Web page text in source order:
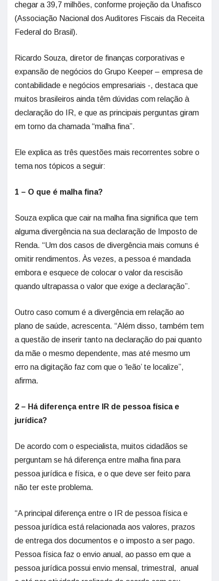
chegar a 39,7 milhões, conforme projeção da Unafisco
(Associação Nacional dos Auditores Fiscais da Receita
Federal do Brasil).
Ricardo Souza, diretor de finanças corporativas e
expansão de negócios do Grupo Keeper – empresa de
contabilidade e negócios empresariais -, destaca que
muitos brasileiros ainda têm dúvidas com relação à
declaração do IR, e que as principais perguntas giram
em torno da chamada “malha fina”.
Ele explica as três questões mais recorrentes sobre o
tema nos tópicos a seguir:
1 – O que é malha fina?
Souza explica que cair na malha fina significa que tem
alguma divergência na sua declaração de Imposto de
Renda. “Um dos casos de divergência mais comuns é
omitir rendimentos. Às vezes, a pessoa é mandada
embora e esquece de colocar o valor da rescisão
quando ultrapassa o valor que exige a declaração”.
Outro caso comum é a divergência em relação ao
plano de saúde, acrescenta. “Além disso, também tem
a questão de inserir tanto na declaração do pai quanto
da mãe o mesmo dependente, mas até mesmo um
erro na digitação faz com que o ‘leão’ te localize”,
afirma.
2 – Há diferença entre IR de pessoa física e
jurídica?
De acordo com o especialista, muitos cidadãos se
perguntam se há diferença entre malha fina para
pessoa jurídica e física, e o que deve ser feito para
não ter este problema.
“A principal diferença entre o IR de pessoa física e
pessoa jurídica está relacionada aos valores, prazos
de entrega dos documentos e o imposto a ser pago.
Pessoa física faz o envio anual, ao passo em que a
pessoa jurídica possui envio mensal, trimestral, anual